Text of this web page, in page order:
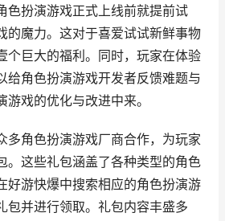
色扮演游戏正式上线前就提前试
的魔力。这对于喜爱试试新鲜事物
个巨大的福利。同时，玩家在体验
给角色扮演游戏开发者反馈难题与
戏的优化与改进中来。
多角色扮演游戏厂商合作，为玩家
。这些礼包涵盖了各种类型的角色
好游快爆中搜索相应的角色扮演游
包并进行领取。礼包内容丰盛多